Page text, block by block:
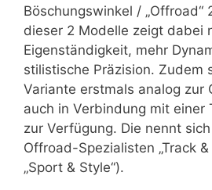
Böschungswinkel / „Offroad“
dieser 2 Modelle zeigt dabei
Eigenständigkeit, mehr
stilistische Präzision. Zudem
Variante erstmals analog zur
auch in Verbindung mit einer
zur Verfügung. Die nennt
Offroad-Spezialisten „Track
„Sport & Style“).